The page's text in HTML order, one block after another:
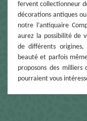
fervent collectionneur
décorations antiques
notre l’antiquaire
aurez la possibilité de
de différents
beauté et parfois
proposons des
pourraient vous